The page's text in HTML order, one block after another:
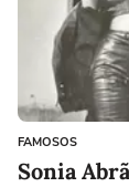
FAMOSOS
Sonia